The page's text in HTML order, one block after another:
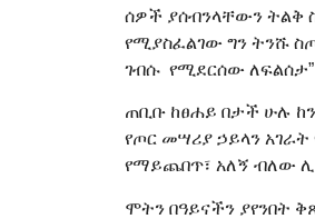
ሰዎች ያሰብንላቸውን ትልቅ
የሚያስፈልገው ግን ትንሹ
ገብሱ የሚደርሰው ለፍልሰታ”
ጠቢቡ ከፀሐይ በታች ሁሉ
የጦር መሣሪያ ኃይላን
የማይጨበጥ፣ አለኝ ብለው
ሞትን በዓይናችን ያየንበት